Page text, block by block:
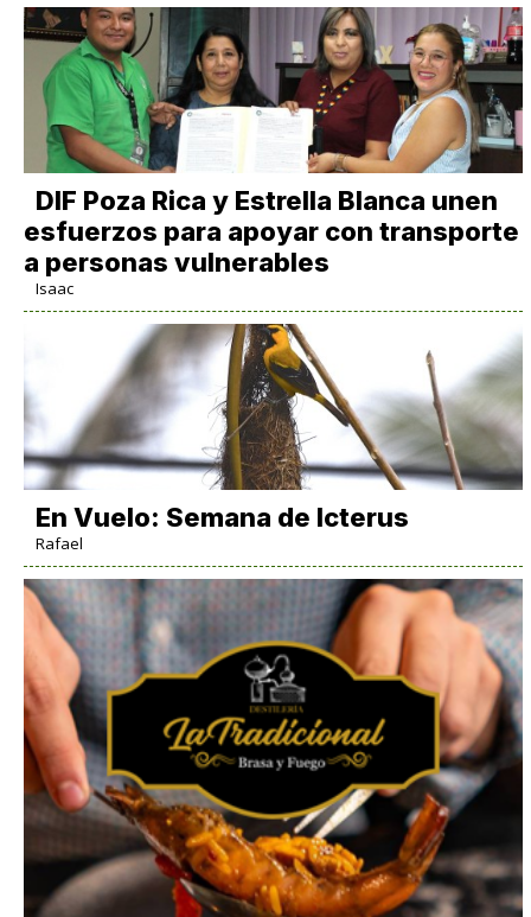
DIF Poza Rica y Estrella Blanca unen
esfuerzos para apoyar con transporte
a personas vulnerables
Isaac
En Vuelo: Semana de Icterus
Rafael